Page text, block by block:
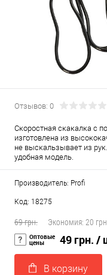
Отзывов: 0
Скоростная скакалка с
изготовлена из
не выскальзывает из
удобная модель.
Производитель: Profi
Код: 18275
69 грн. Экономия: 20
Оптовые
цены 49 грн. /
В корзину